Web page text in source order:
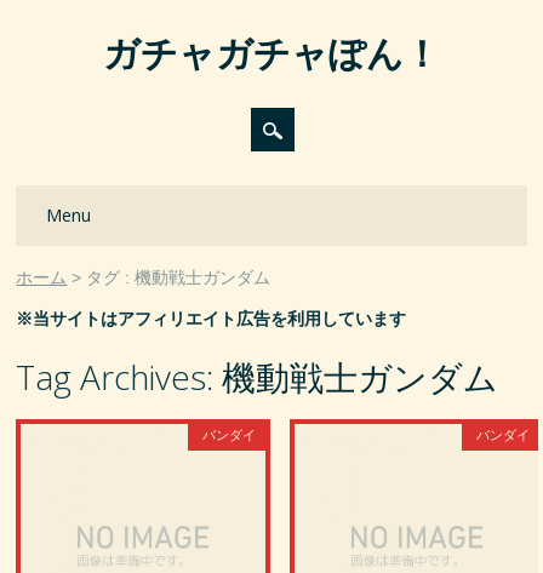
ガチャガチャぽん！
Main menu
Menu
ホーム タグ : 機動戦士ガンダム
※当サイトはアフィリエイト広告を利用しています
Tag Archives:機動戦士ガンダム
バンダイ バンダイ